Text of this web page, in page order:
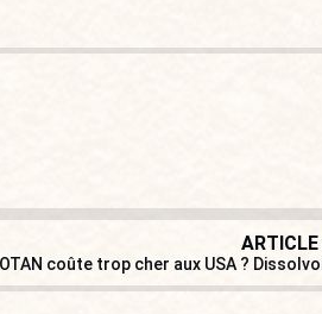
coûte trop cher aux USA ?